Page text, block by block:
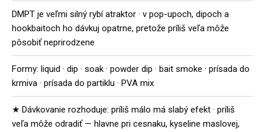
DMPT je veľmi silný rybí atraktor · v pop-upoch, dipoch a
hookbaitoch ho dávkuj opatrne, pretože príliš veľa môže
pôsobiť neprirodzene
Formy: liquid · dip · soak · powder dip · bait smoke · prísada do
krmiva · prísada do partiklu · PVA mix
★ Dávkovanie rozhoduje: príliš málo má slabý efekt · príliš
veľa môže odradiť — hlavne pri cesnaku, kyseline maslovej,